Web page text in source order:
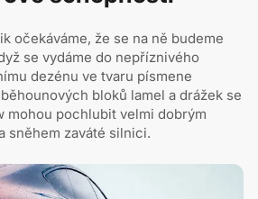
očekáváme, že se na ně budeme
se vydáme do nepříznivého
dezénu ve tvaru písmene
bloků lamel a drážek se
mohou pochlubit velmi dobrým
sněhem zaváté silnici.